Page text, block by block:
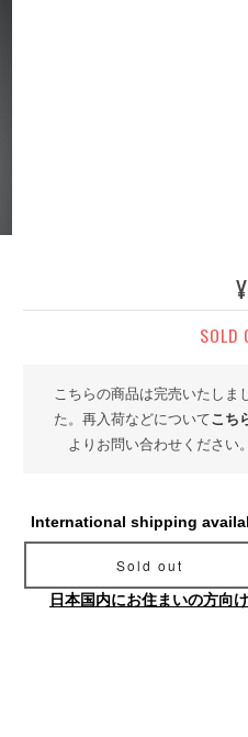
¥
SOLD
こちらの商品は完売いたしま
た。再入荷などについてこち
よりお問い合わせください。
International shipping
Sold out
日本国内にお住まいの方向け